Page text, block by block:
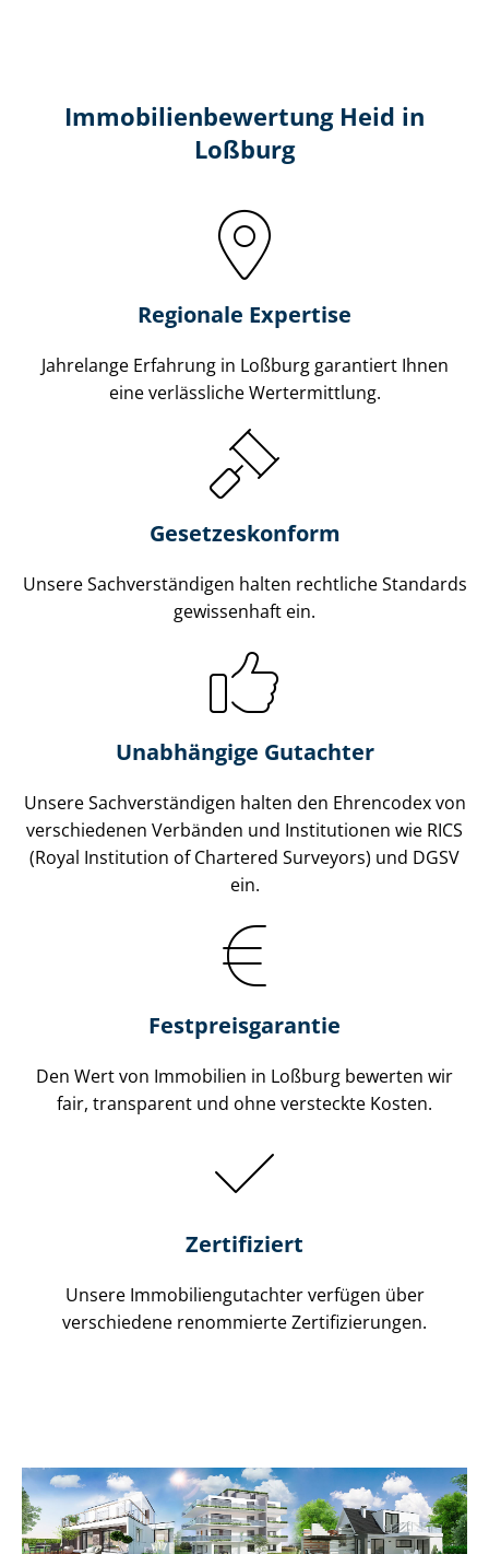
Immobilien­bewertung Heid in
Loßburg
Regionale Expertise
Jahrelange Erfahrung in Loßburg garantiert Ihnen
eine verlässliche Wertermittlung.
Gesetzes­konform
Unsere Sach­ver­stän­di­gen halten rechtliche Standards
gewissenhaft ein.
Unabhängige Gutachter
Unsere Sach­ver­stän­di­gen halten den Ehrencodex von
verschiedenen Verbänden und Institutionen wie RICS
(Royal Institution of Chartered Surveyors) und DGSV
ein.
Festpreis​garantie
Den Wert von Immobilien in Loßburg bewerten wir
fair, transparent und ohne versteckte Kosten.
Zertifiziert
Unsere Immobilien­gutachter verfügen über
verschiedene renommierte Zer­ti­fi­zie­run­gen.